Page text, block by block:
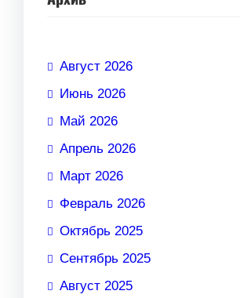
Август 2026
Июнь 2026
Май 2026
Апрель 2026
Март 2026
Февраль 2026
Октябрь 2025
Сентябрь 2025
Август 2025